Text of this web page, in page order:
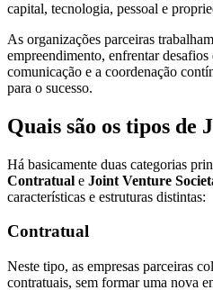
capital, tecnologia, pessoal e
As organizações parceiras
empreendimento, enfrentar
comunicação e a coordenação
para o sucesso.
Quais são os tipos de
Há basicamente duas categorias
Contratual e Joint Venture
características e estruturas distintas:
Contratual
Neste tipo, as empresas parceiras
contratuais, sem formar uma nova